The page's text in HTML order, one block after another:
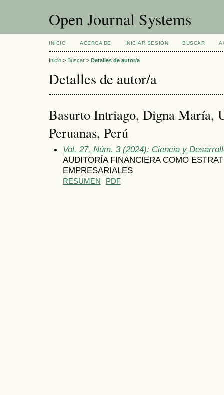
Open Journal Systems
INICIO ACERCA DE INICIAR SESIÓN BUSCAR
Inicio > Buscar > Detalles de autor/a
Detalles de autor/a
Basurto Intriago, Digna María,
Peruanas, Perú
Vol. 27, Núm. 3 (2024): Ciencia y
AUDITORÍA FINANCIERA COMO
EMPRESARIALES
RESUMEN PDF